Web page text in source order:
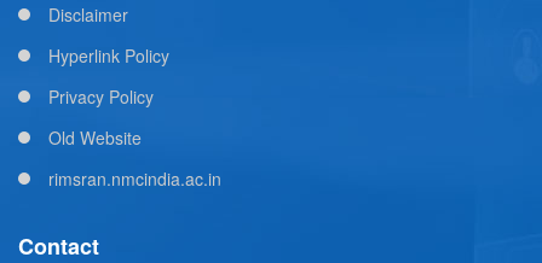
Disclaimer
Hyperlink Policy
Privacy Policy
Old Website
rimsran.nmcindia.ac.in
Contact